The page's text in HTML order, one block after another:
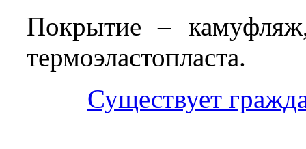
Покрытие –
термоэластопласта.
Существует